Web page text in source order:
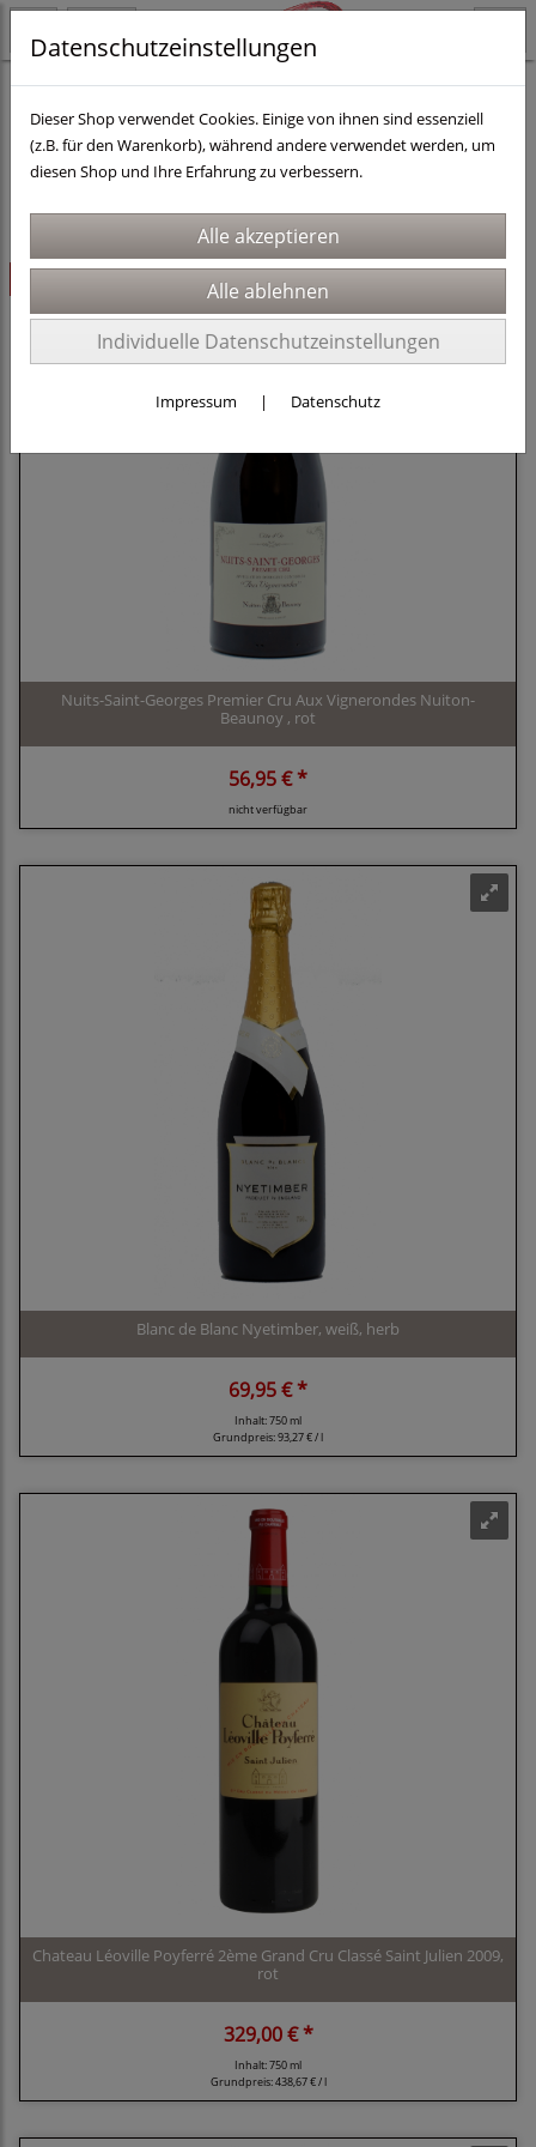
Sortierung wählen
Nuits-Saint-Georges Premier Cru Aux Vignerondes Nuiton-
Beaunoy , rot
56,95 € *
nicht verfügbar
Blanc de Blanc Nyetimber, weiß, herb
69,95 € *
Inhalt: 750 ml
Grundpreis:93,27 € / l
Chateau Léoville Poyferré 2ème Grand Cru Classé Saint Julien 2009,
rot
329,00 € *
Inhalt: 750 ml
Grundpreis:438,67 € / l
Datenschutzeinstellungen
Dieser Shop verwendet Cookies. Einige von ihnen sind essenziell
(z.B. für den Warenkorb), während andere verwendet werden, um
diesen Shop und Ihre Erfahrung zu verbessern.
Individuelle Datenschutzeinstellungen
Impressum | Datenschutz